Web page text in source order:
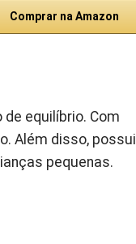
Comprar na Amazon
equilíbrio. Com
Além disso, possui
pequenas.